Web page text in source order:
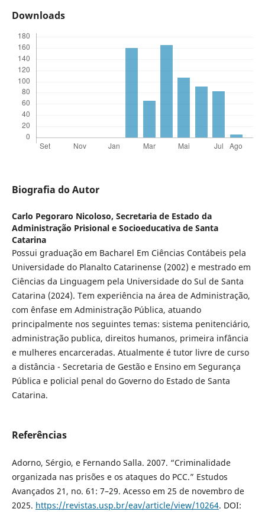
Downloads
Biografia do Autor
Carlo Pegoraro Nicoloso, Secretaria de Estado da
Administração Prisional e Socioeducativa de Santa
Catarina
Possui graduação em Bacharel Em Ciências Contábeis pela
Universidade do Planalto Catarinense (2002) e mestrado em
Ciências da Linguagem pela Universidade do Sul de Santa
Catarina (2024). Tem experiência na área de Administração,
com ênfase em Administração Pública, atuando
principalmente nos seguintes temas: sistema penitenciário,
administração publica, direitos humanos, primeira infância
e mulheres encarceradas. Atualmente é tutor livre de curso
a distância - Secretaria de Gestão e Ensino em Segurança
Pública e policial penal do Governo do Estado de Santa
Catarina.
Referências
Adorno, Sérgio, e Fernando Salla. 2007. “Criminalidade
organizada nas prisões e os ataques do PCC.” Estudos
Avançados 21, no. 61: 7–29. Acesso em 25 de novembro de
2025. https://revistas.usp.br/eav/article/view/10264. DOI: